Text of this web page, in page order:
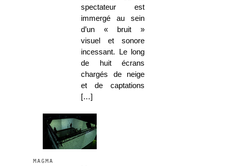
spectateur est
immergé au sein
d’un « bruit »
visuel et sonore
incessant. Le long
de huit écrans
chargés de neige
et de captations
[…]
magma